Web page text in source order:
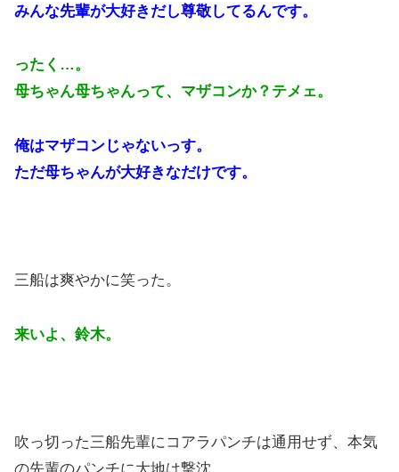
みんな先輩が大好きだし尊敬してるんです。
ったく…。
母ちゃん母ちゃんって、マザコンか？テメェ。
俺はマザコンじゃないっす。
ただ母ちゃんが大好きなだけです。
三船は爽やかに笑った。
来いよ、鈴木。
吹っ切った三船先輩にコアラパンチは通用せず、本気